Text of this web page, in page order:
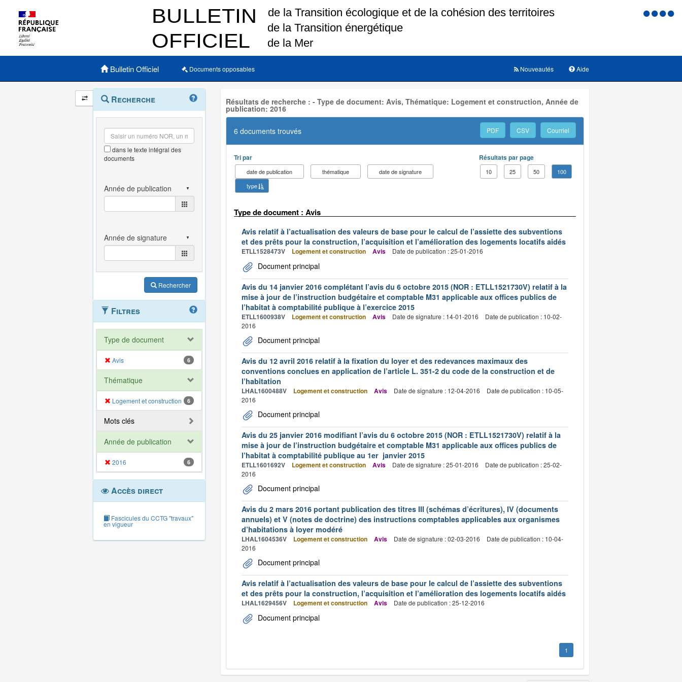
Menu
Menu principal
Bulletin Officiel Documents opposables Aide
Nouveautés
Navigation
et
outils
annexes
Menu
contextuel
Recherche
dans le texte intégral des
documents
Rechercher
Filtres
Type de document
Avis 6
Thématique
Logement et construction 6
Mots clés
Année de publication
2016 6
Accès direct
Fascicules du CCTG "travaux"
en vigueur
Résultats de recherche : - Type de document: Avis, Thématique: Logement et construction, Année de
publication: 2016
6 documents trouvés PDF CSV Courriel
Tri par
date de publication thématique
date de signature
type
Résultats par page
10 25 50 100
Type de document : Avis
Avis relatif à l’actualisation des valeurs de base pour le calcul de l’assiette des subventions
et des prêts pour la construction, l’acquisition et l’amélioration des logements locatifs aidés
ETLL1528473V Logement et construction Avis Date de publication : 25-01-2016
Document principal
Avis du 14 janvier 2016 complétant l’avis du 6 octobre 2015 (NOR : ETLL1521730V) relatif à la
mise à jour de l’instruction budgétaire et comptable M31 applicable aux offices publics de
l’habitat à comptabilité publique à l’exercice 2015
ETLL1600938V Logement et construction Avis Date de signature : 14-01-2016
Date de publication : 10-02-
2016
Document principal
Avis du 12 avril 2016 relatif à la fixation du loyer et des redevances maximaux des
conventions conclues en application de l’article L. 351-2 du code de la construction et de
l’habitation
LHAL1600488V Logement et construction Avis Date de signature : 12-04-2016
Date de publication : 10-05-
2016
Document principal
Avis du 25 janvier 2016 modifiant l’avis du 6 octobre 2015 (NOR : ETLL1521730V) relatif à la
mise à jour de l’instruction budgétaire et comptable M31 applicable aux offices publics de
l’habitat à comptabilité publique au 1er janvier 2015
ETLL1601692V Logement et construction Avis Date de signature : 25-01-2016
Date de publication : 25-02-
2016
Document principal
Avis du 2 mars 2016 portant publication des titres III (schémas d’écritures), IV (documents
annuels) et V (notes de doctrine) des instructions comptables applicables aux organismes
d’habitations à loyer modéré
LHAL1604536V Logement et construction Avis Date de signature : 02-03-2016
Date de publication : 10-04-
2016
Document principal
Avis relatif à l’actualisation des valeurs de base pour le calcul de l’assiette des subventions
et des prêts pour la construction, l’acquisition et l’amélioration des logements locatifs aidés
LHAL1629456V Logement et construction Avis Date de publication : 25-12-2016
Document principal
1